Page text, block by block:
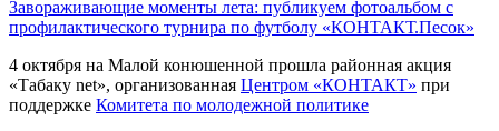
Завораживающие моменты лета: публикуем фотоальбом с
профилактического турнира по футболу «КОНТАКТ.Песок»
4 октября на Малой конюшенной прошла районная акция
«Табаку net», организованная Центром «КОНТАКТ» при
поддержке Комитета по молодежной политике